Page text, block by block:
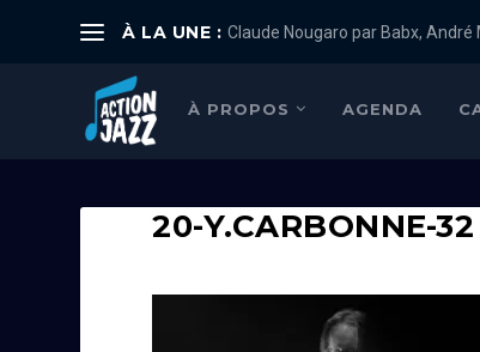
À LA UNE : Claude Nougaro par Babx, André
À PROPOS AGENDA
20-Y.CARBONNE-32